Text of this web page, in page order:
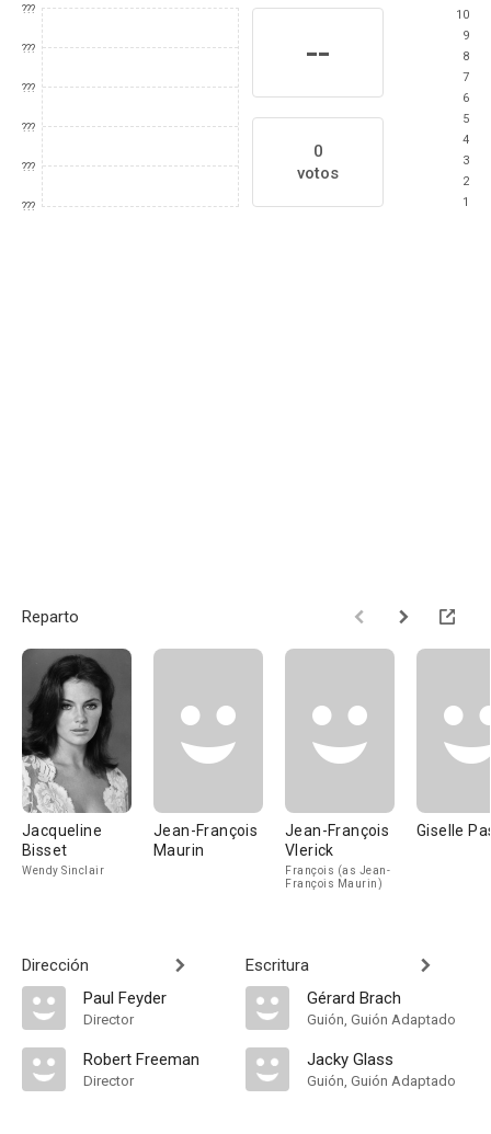
???
???
???
???
???
???
--
0
votos
10
9
8
7
6
5
4
3
2
1
Reparto
Jacqueline
Bisset
Wendy Sinclair
Jean-François
Maurin
Jean-François
Vlerick
François (as Jean-
François Maurin)
Giselle
Dirección
Paul Feyder
Director
Robert Freeman
Director
Escritura
Gérard Brach
Guión, Guión Adaptado
Jacky Glass
Guión, Guión Adaptado